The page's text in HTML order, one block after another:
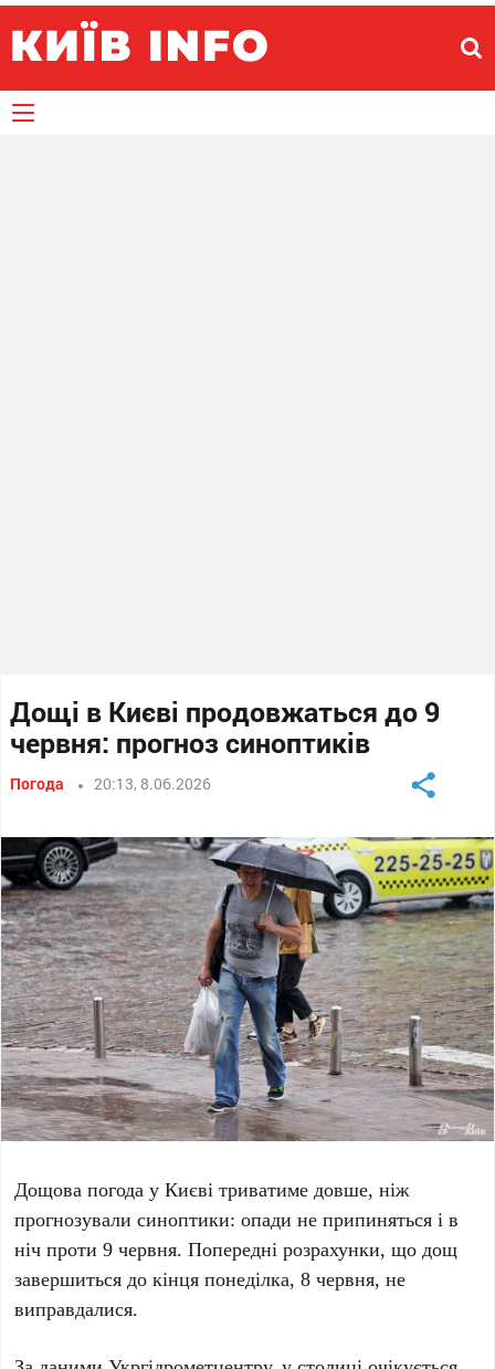
Дощі в Києві продовжаться до 9
червня: прогноз синоптиків
Погода 20:13, 8.06.2026
Дощова погода уКиєві триватиме довше, ніж
прогнозували синоптики: опади не припиняться і в
ніч проти9 червня. Попередні розрахунки, що дощ
завершиться до кінцяпонеділка, 8 червня, не
виправдалися.